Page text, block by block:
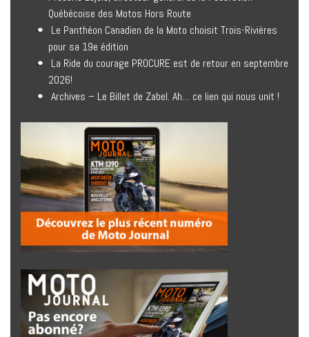
Québécoise des Motos Hors Route
Le Panthéon Canadien de la Moto choisit Trois-Rivières
pour sa 19e édition
La Ride du courage PROCURE est de retour en septembre
2026!
Archives – Le Billet de Zabel. Ah… ce lien qui nous unit !